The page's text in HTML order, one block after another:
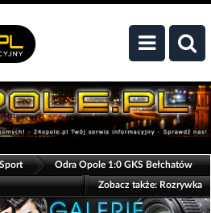
Sport
>
Odra Opole 1:0 GKS Bełchatów
Zobacz także:Rozrywka